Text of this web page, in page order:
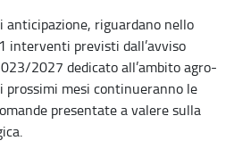
anticipazione, riguardano nello
interventi previsti dall’avviso
2027 dedicato all’ambito agro-
mesi continueranno le
presentate a valere sulla